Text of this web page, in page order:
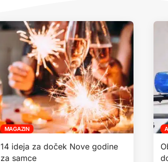
MAGAZIN
14 ideja za doček Nove godine
za samce